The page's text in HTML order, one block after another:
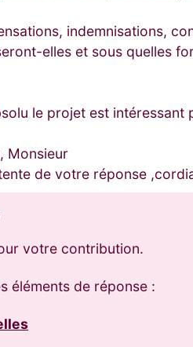
indemnisations,
elles et sous quelles
le projet est
Monsieur
de votre réponse
votre contribution.
éléments de réponse :